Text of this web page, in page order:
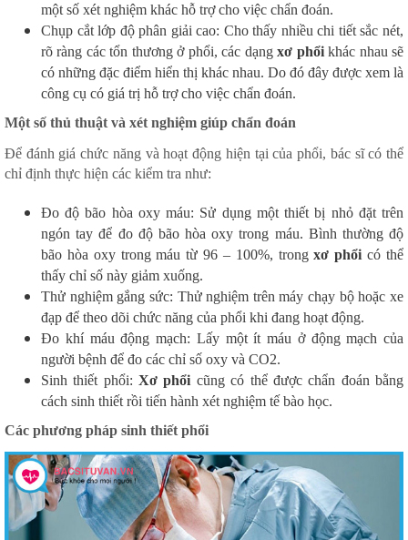
một số xét nghiệm khác hỗ trợ cho việc chẩn đoán.
Chụp cắt lớp độ phân giải cao: Cho thấy nhiều chi tiết sắc nét,
rõ ràng các tổn thương ở phổi, các dạngxơ phổikhác nhau sẽ
có những đặc điểm hiển thị khác nhau. Do đó đây được xem là
công cụ có giá trị hỗ trợ cho việc chẩn đoán.
Một số thủ thuật và xét nghiệm giúp chẩn đoán
Để đánh giá chức năng và hoạt động hiện tại của phổi, bác sĩ có thể
chỉ định thực hiện các kiểm tra như:
Đo độ bão hòa oxy máu: Sử dụng một thiết bị nhỏ đặt trên
ngón tay để đo độ bão hòa oxy trong máu. Bình thường độ
bão hòa oxy trong máu từ 96 – 100%, trongxơ phổi có thể
thấy chỉ số này giảm xuống.
Thử nghiệm gắng sức: Thử nghiệm trên máy chạy bộ hoặc xe
đạp để theo dõi chức năng của phổi khi đang hoạt động.
Đo khí máu động mạch: Lấy một ít máu ở động mạch của
người bệnh để đo các chỉ số oxy và CO2.
Sinh thiết phổi:Xơ phổi cũng có thể được chẩn đoán bằng
cách sinh thiết rồi tiến hành xét nghiệm tế bào học.
Các phương pháp sinh thiết phổi